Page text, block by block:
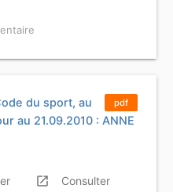
pdf
du sport, au
au 21.09.2010 : ANNE
launch Consulter